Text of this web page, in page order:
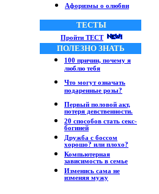
Афоризмы о олюбви
ТЕСТЫ
Пройти ТЕСТ
ПОЛЕЗНО ЗНАТЬ
100 причин, почему я
люблю тебя
Что могут означать
подаренные розы?
Первый половой акт,
потеря девственности.
20 способов стать секс-
богиней
Дружба с боссом
хорошо? или плохо?
Компьютерная
зависимость в семье
Изменись сама не
изменяя мужу